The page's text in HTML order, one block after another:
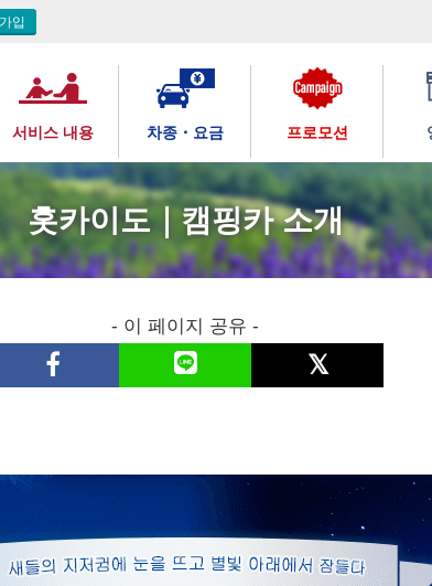
입
서비스 내용 차종・요금 프로모션
홋카이도｜캠핑카 소개
- 이 페이지 공유 -